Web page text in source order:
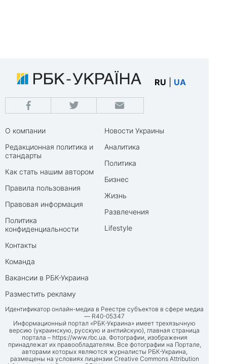
RU UA
О компании
Редакционная политика и
стандарты
Как стать нашим автором
Правила пользования
Правовая информация
Политика
конфиденциальности
Контакты
Команда
Вакансии в РБК-Украина
Разместить рекламу
Новости Украины
Аналитика
Политика
Бизнес
Жизнь
Развлечения
Lifestyle
Идентификатор онлайн-медиа в Реестре субъектов в сфере медиа
— R40-05347
Информационный портал «РБК-Украина» имеет трехязычную
версию (украинскую, русскую и английскую), главная страница
портала – https://www.rbc.ua. Фотографии, изображения
принадлежат их правообладателям. Все фотографии на Портале,
авторами которых являются журналисты РБК-Украина,
размещены на условиях лицензии Creative Commons Attribution